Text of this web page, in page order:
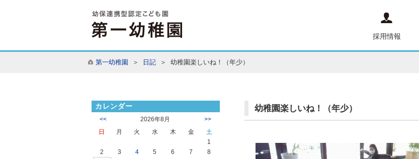
採用情報
第一幼稚園 ＞ 日記＞ 幼稚園楽しいね！（年少）
カレンダー
<< 2026年8月 >>
日 月 火 水 木 金
土
1
2
3 4 5 6 7
8
幼稚園楽しいね！（年少）